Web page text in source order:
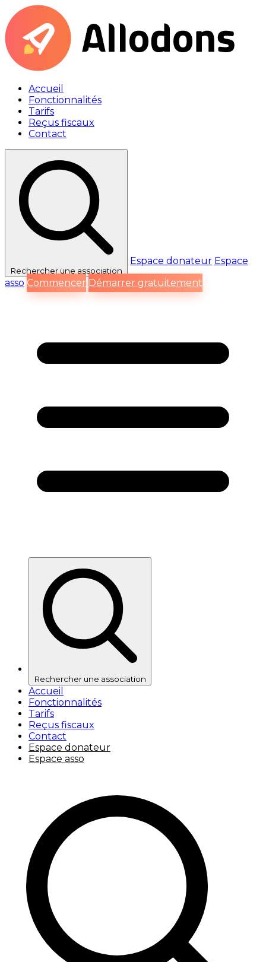
Accueil
Fonctionnalités
Tarifs
Reçus fiscaux
Contact
Rechercherune association
Espace donateur Espace
asso Commencer Démarrer gratuitement
Rechercher une association
Accueil
Fonctionnalités
Tarifs
Reçus fiscaux
Contact
Espace donateur
Espace asso